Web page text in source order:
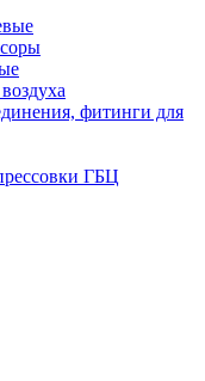
фитинги для
ГБЦ